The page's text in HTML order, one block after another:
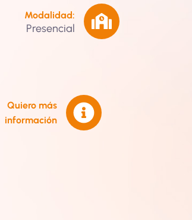
Quiero más
información
Modalidad:
Presencial